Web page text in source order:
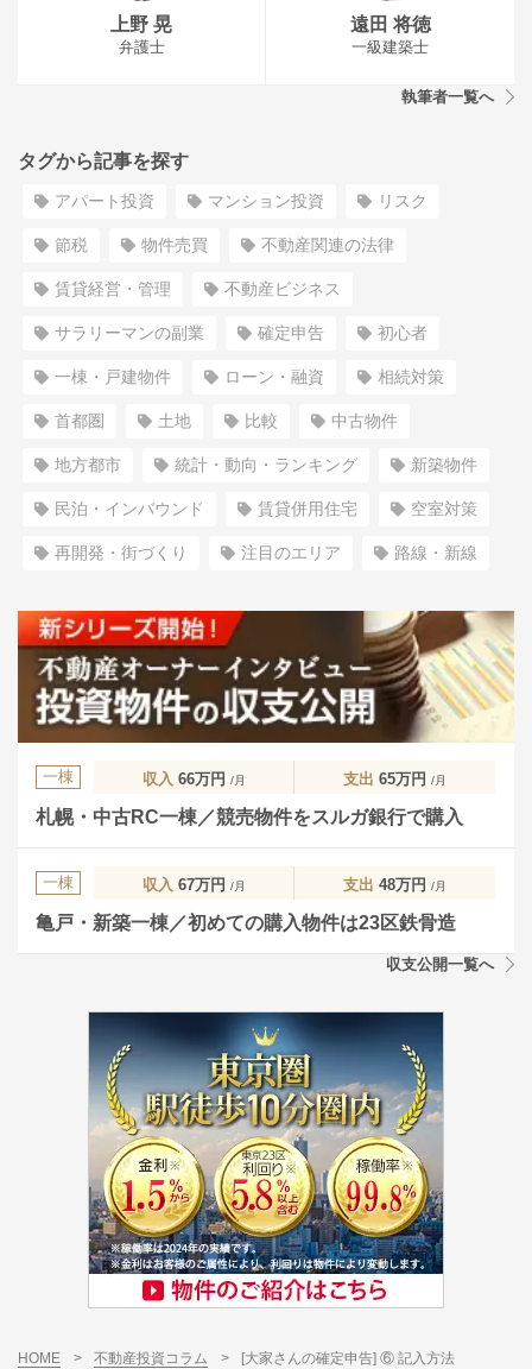
上野 晃
弁護士
遠田 将徳
一級建築士
執筆者一覧へ
タグから記事を探す
アパート投資 マンション投資 リスク
節税 物件売買 不動産関連の法律
賃貸経営・管理 不動産ビジネス
サラリーマンの副業 確定申告 初心者
一棟・戸建物件 ローン・融資 相続対策
首都圏 土地 比較 中古物件
地方都市 統計・動向・ランキング 新築物件
民泊・インバウンド 賃貸併用住宅 空室対策
再開発・街づくり 注目のエリア 路線・新線
一棟 収入 66万円 /月 支出 65万円 /月
札幌・中古RC一棟／競売物件をスルガ銀行で購入
一棟 収入 67万円 /月 支出 48万円 /月
亀戸・新築一棟／初めての購入物件は23区鉄骨造
収支公開一覧へ
HOME > 不動産投資コラム > [大家さんの確定申告] ⑥ 記入方法